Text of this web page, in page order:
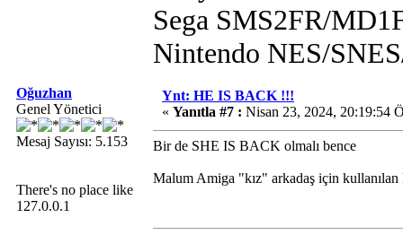
Sega SMS2FR/
Nintendo NES/
Oğuzhan
Genel Yönetici
Mesaj Sayısı: 5.153
There's no place like
127.0.0.1
Ynt: HE IS BACK !!!
« Yanıtla #7 : Nisan 23, 2024, 20:19:54
Bir de SHE IS BACK olmalı bence
Malum Amiga "kız" arkadaş için